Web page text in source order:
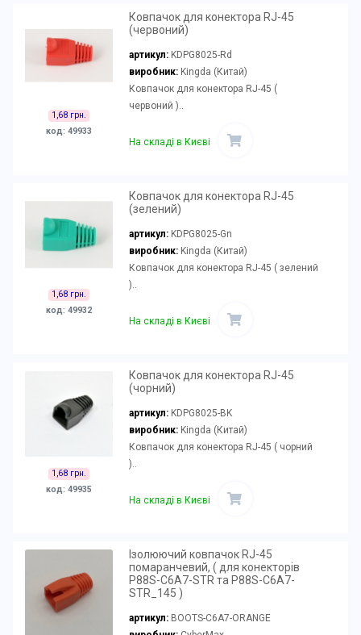
1,68 грн.
код: 49933
Ковпачок для конектора RJ-45
(червоний)
артикул: KDPG8025-Rd
виробник:Kingda (Китай)
Ковпачок для конектора RJ-45 (
червоний )..
На складі в Києві
1,68 грн.
код: 49932
Ковпачок для конектора RJ-45
(зелений)
артикул: KDPG8025-Gn
виробник:Kingda (Китай)
Ковпачок для конектора RJ-45 ( зелений
)..
На складі в Києві
1,68 грн.
код: 49935
Ковпачок для конектора RJ-45
(чорний)
артикул: KDPG8025-BK
виробник:Kingda (Китай)
Ковпачок для конектора RJ-45 ( чорний
)..
На складі в Києві
Ізолюючий ковпачок RJ-45
помаранчевий, ( для конекторів
P88S-C6A7-STR та P88S-C6A7-
STR_145 )
артикул: BOOTS-C6A7-ORANGE